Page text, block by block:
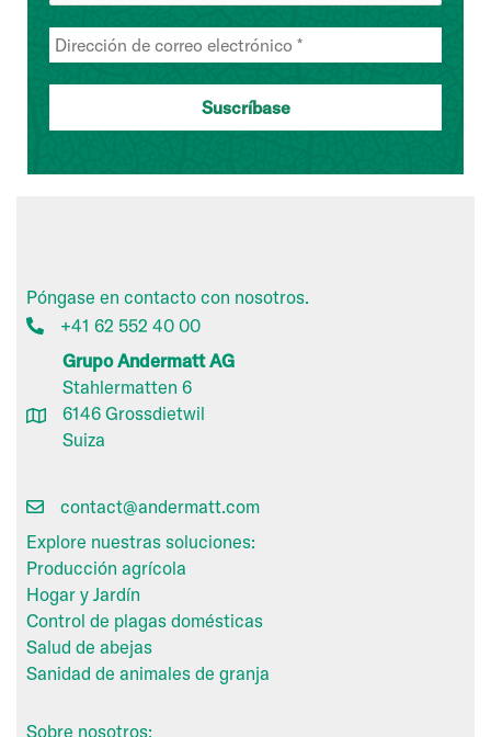
Póngase en contacto con nosotros.
+41 62 552 40 00
Grupo Andermatt AG
Stahlermatten 6
6146 Grossdietwil
Suiza
contact@andermatt.com
Explore nuestras soluciones:
Producción agrícola
Hogar y Jardín
Control de plagas domésticas
Salud de abejas
Sanidad de animales de granja
Sobre nosotros: